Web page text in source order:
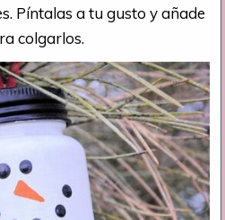
Píntalas a tu gusto y añade
colgarlos.